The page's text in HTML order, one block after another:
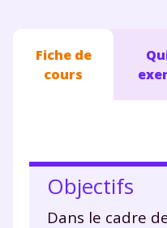
Fiche de
cours
Objectifs
Dans le cadre